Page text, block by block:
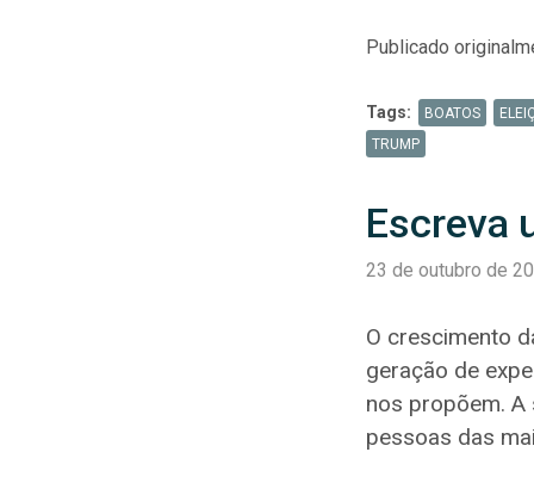
Publicado
Tags: BOATOS
TRUMP
Escreva
23 de outubro de
O crescimento
geração de
nos propõem. A
pessoas das